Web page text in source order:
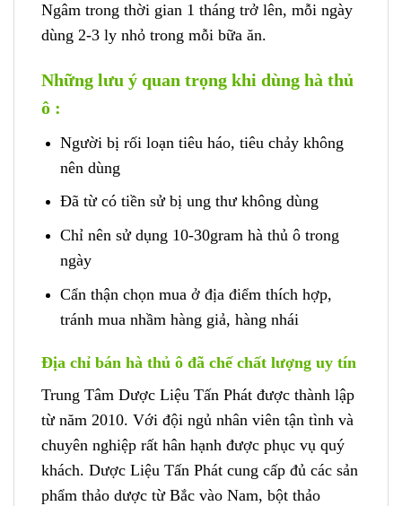
Ngâm trong thời gian 1 tháng trở lên, mỗi ngày
dùng 2-3 ly nhỏ trong mỗi bữa ăn.
Những lưu ý quan trọng khi dùng hà thủ
ô :
Người bị rối loạn tiêu háo, tiêu chảy không
nên dùng
Đã từ có tiền sử bị ung thư không dùng
Chỉ nên sử dụng 10-30gram hà thủ ô trong
ngày
Cẩn thận chọn mua ở địa điểm thích hợp,
tránh mua nhầm hàng giả, hàng nhái
Địa chỉ bán hà thủ ô đã chế chất lượng uy tín
Trung Tâm Dược Liệu Tấn Phát được thành lập
từ năm 2010. Với đội ngủ nhân viên tận tình và
chuyên nghiệp rất hân hạnh được phục vụ quý
khách. Dược Liệu Tấn Phát cung cấp đủ các sản
phẩm thảo dược từ Bắc vào Nam, bột thảo